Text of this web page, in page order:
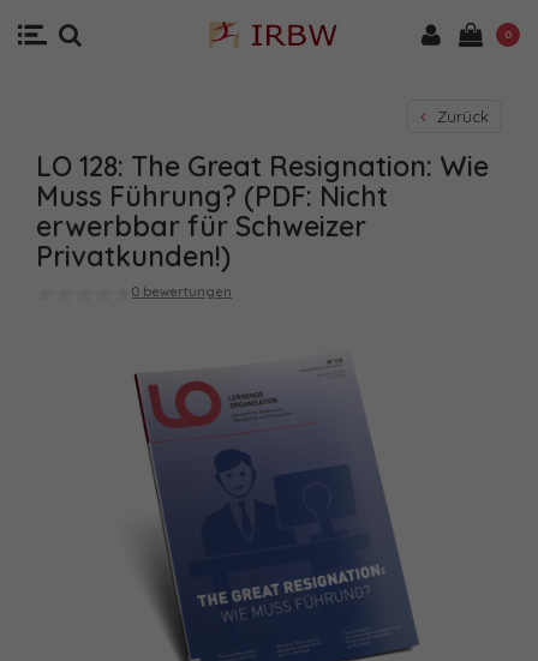
0
Zurück
LO 128: The Great Resignation: Wie
Muss Führung? (PDF: Nicht
erwerbbar für Schweizer
Privatkunden!)
0 bewertungen